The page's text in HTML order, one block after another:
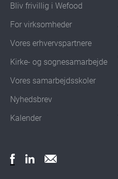
Bliv frivillig i Wefood
For virksomheder
Vores erhvervspartnere
Kirke- og sognesamarbejde
Vores samarbejdsskoler
Nyhedsbrev
Kalender